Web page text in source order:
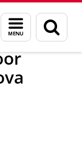
Menu
en
zoeken